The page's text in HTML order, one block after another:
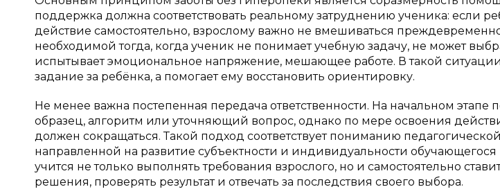
поддержка должна соответствовать реальному затруднению ученика: если
действие самостоятельно, взрослому важно не вмешиваться
необходимой тогда, когда ученик не понимает учебную задачу, не может
испытывает эмоциональное напряжение, мешающее работе. В такой
задание за ребёнка, а помогает ему восстановить ориентировку.
Не менее важна постепенная передача ответственности. На начальном этапе
образец, алгоритм или уточняющий вопрос, однако по мере освоения
должен сокращаться. Такой подход соответствует пониманию
направленной на развитие субъектности и индивидуальности обучающегося
учится не только выполнять требования взрослого, но и самостоятельно
решения, проверять результат и отвечать за последствия своего выбора.